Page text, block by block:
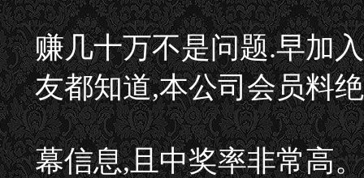
赚几十万不是问题.早加
友都知道,本公司会员料
幕信息,且中奖率非常高。